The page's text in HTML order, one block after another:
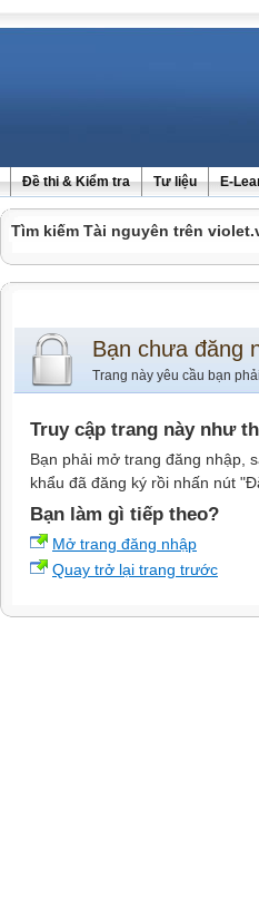
Đề thi & Kiểm tra Tư liệu E-
Tìm kiếm Tài nguyên trên
Bạn chưa đăng
Trang này yêu cầu bạn
Truy cập trang này như
Bạn phải mở trang đăng nhập,
khẩu đã đăng ký rồi nhấn nút
Bạn làm gì tiếp theo?
Mở trang đăng nhập
Quay trở lại trang trước